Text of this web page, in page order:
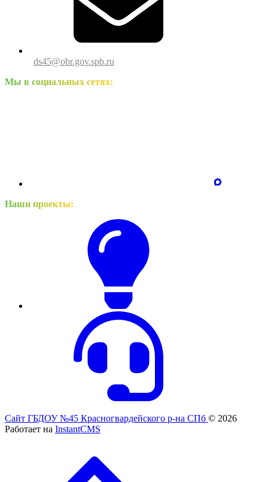
ds45@obr.gov.spb.ru
Мы в социальных сетях:
Наши проекты:
Сайт ГБДОУ №45 Красногвардейского р-на СПб © 2026
Работает на InstantCMS